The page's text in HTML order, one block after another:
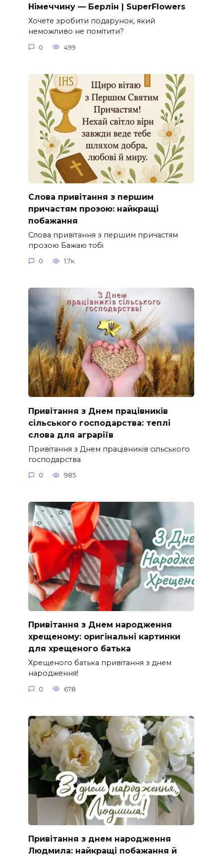
Німеччину — Берлін | SuperFlowers
Хочете зробити подарунок, який
неможливо не помітити?
0 499
Слова привітання з першим
причастям прозою: найкращі
побажання
Слова привітання з першим причастям
прозою Бажаю тобі
0 1.7к.
Привітання з Днем працівників
сільського господарства: теплі
слова для аграріїв
Привітання з Днем працівників сільського
господарства
0 985
Привітання з Днем народження
хрещеному: оригінальні картинки
для хрещеного батька
Хрещеного батька привітання з днем
народження!
0 678
Привітання з днем народження
Людмила: найкращі побажання й